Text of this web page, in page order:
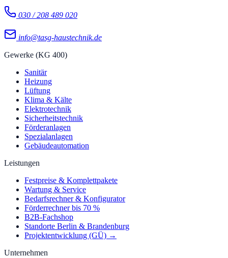
030 / 208 489 020
info@tasg-haustechnik.de
Gewerke (KG 400)
Sanitär
Heizung
Lüftung
Klima & Kälte
Elektrotechnik
Sicherheitstechnik
Förderanlagen
Spezialanlagen
Gebäudeautomation
Leistungen
Festpreise & Komplettpakete
Wartung & Service
Bedarfsrechner & Konfigurator
Förderrechner bis 70 %
B2B-Fachshop
Standorte Berlin & Brandenburg
Projektentwicklung (GÜ) →
Unternehmen